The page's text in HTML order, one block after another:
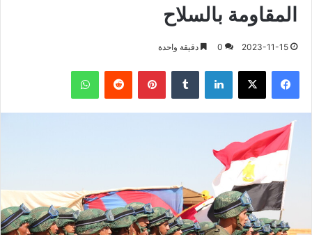
المقاومة بالسلاح
2023-11-15
0 دقيقة واحدة
فيسبوك X لينكدإن بينتيريست واتساب